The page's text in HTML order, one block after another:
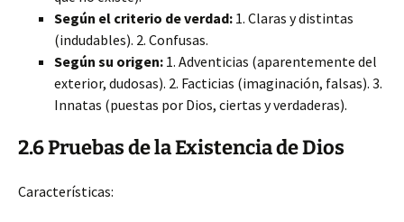
Según el criterio de verdad: 1. Claras y distintas
(indudables). 2. Confusas.
Según su origen: 1. Adventicias (aparentemente del
exterior, dudosas). 2. Facticias (imaginación, falsas). 3.
Innatas (puestas por Dios, ciertas y verdaderas).
2.6 Pruebas de la Existencia de Dios
Características: